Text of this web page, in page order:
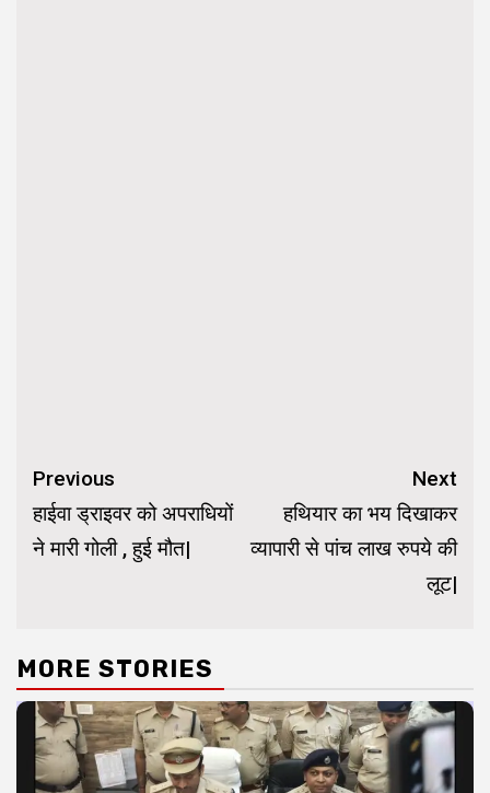
Continue
Reading
Previous
हाईवा ड्राइवर को अपराधियों
ने मारी गोली , हुई मौत|
Next
हथियार का भय दिखाकर
व्यापारी से पांच लाख रुपये की
लूट|
MORE STORIES